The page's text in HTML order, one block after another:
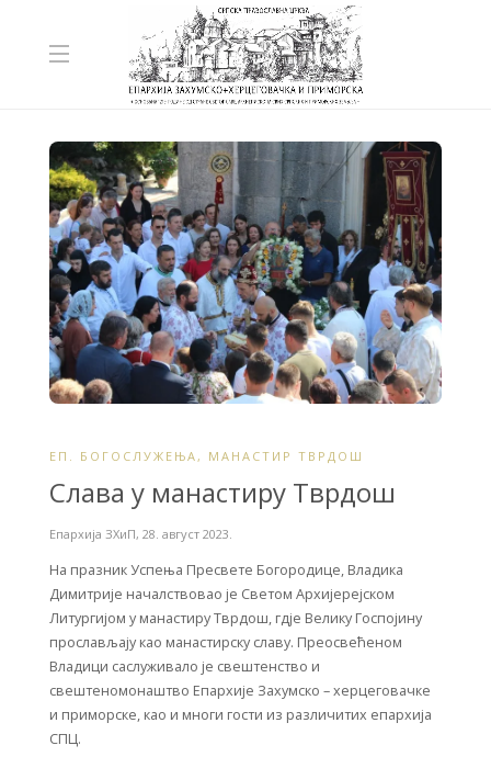
ЕП. БОГОСЛУЖЕЊА , МАНАСТИР ТВРДОШ
Слава у манастиру Тврдош
Епархија ЗХиП, 28. август 2023.
На празник Успења Пресвете Богородице, Владика
Димитрије началствовао је Светом Архијерејском
Литургијом у манастиру Тврдош, гдје Велику Госпојину
прослављају као манастирску славу. Преосвећеном
Владици саслуживало је свештенство и
свештеномонаштво Епархије Захумско – херцеговачке
и приморске, као и многи гости из различитих епархија
СПЦ.